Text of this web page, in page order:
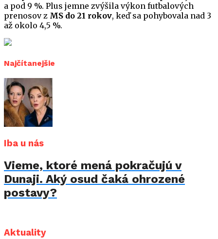
a pod 9 %. Plus jemne zvýšila výkon futbalových
prenosov z MS do 21 rokov, keď sa pohybovala nad 3
až okolo 4,5 %.
Najčítanejšie
Iba u nás
Vieme, ktoré mená pokračujú v
Dunaji. Aký osud čaká ohrozené
postavy?
Aktuality